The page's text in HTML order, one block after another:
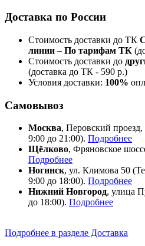
Доставка по России
Стоимость доставки до ТК
линии – По тарифам ТК
Стоимость доставки до
(доставка до ТК - 590 р.)
Условия доставки: 100%
Самовывоз
Москва, Перовский
9:00 до 21:00). Подробнее
Щёлково, Фряновское
Подробнее
Ногинск, ул. Климова 50
9:00 до 18:00). Подробнее
Нижний Новгород, улица
до 18:00). Подробнее
Подробнее в разделе Доставка